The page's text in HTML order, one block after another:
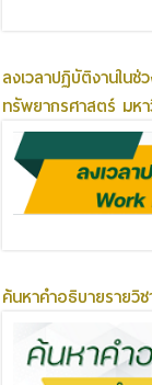
ลงเวลาปฏิบัติงานใน
ทรัพยากรศาสตร์ มห
ค้นหาคำอธิบายรายวิ